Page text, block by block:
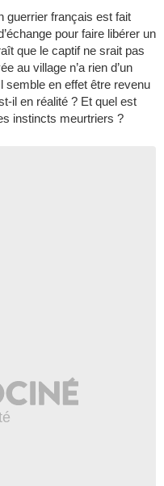
guerrier français est fait
pour faire libérer un
que le captif ne srait pas
au village n’a rien d’un
en effet être revenu
il en réalité ? Et quel est
instincts meurtriers ?